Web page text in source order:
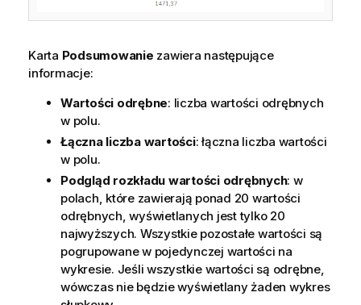
Karta Podsumowanie zawiera następujące
informacje:
Wartości odrębne: liczba wartości odrębnych
w polu.
Łączna liczba wartości: łączna liczba wartości
w polu.
Podgląd rozkładu wartości odrębnych: w
polach, które zawierają ponad 20 wartości
odrębnych, wyświetlanych jest tylko 20
najwyższych. Wszystkie pozostałe wartości są
pogrupowane w pojedynczej wartości na
wykresie. Jeśli wszystkie wartości są odrębne,
wówczas nie będzie wyświetlany żaden wykres